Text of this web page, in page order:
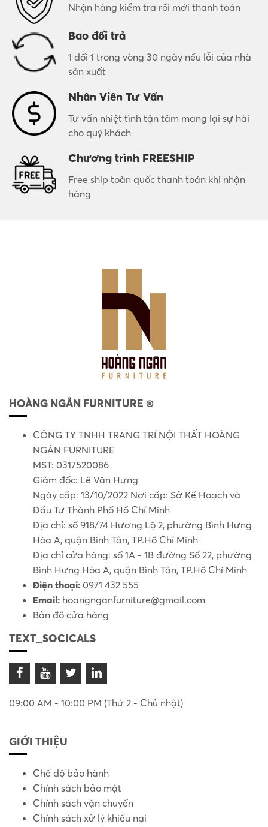
Nhận hàng kiểm tra rồi mới thanh toán
Bao đổi trả
1 đổi 1 trong vòng 30 ngày nếu lỗi của nhà
sản xuất
Nhân Viên Tư Vấn
Tư vấn nhiệt tình tận tâm mang lại sự hài
cho quý khách
Chương trình FREESHIP
Free ship toàn quốc thanh toán khi nhận
hàng
HOÀNG NGÂN FURNITURE ®
CÔNG TY TNHH TRANG TRÍ NỘI THẤT HOÀNG
NGÂN FURNITURE
MST: 0317520086
Giám đốc: Lê Văn Hưng
Ngày cấp: 13/10/2022 Nơi cấp: Sở Kế Hoạch và
Đầu Tư Thành Phố Hồ Chí Minh
Địa chỉ: số 918/74 Hương Lộ 2, phường Bình Hưng
Hòa A, quận Bình Tân, TP.Hồ Chí Minh
Địa chỉ cửa hàng: số 1A - 1B đường Số 22, phường
Bình Hưng Hòa A, quận Bình Tân, TP.Hồ Chí Minh
Điện thoại: 0971 432 555
Email: hoangnganfurniture@gmail.com
Bản đồ cửa hàng
TEXT_SOCICALS
09:00 AM - 10:00 PM (Thứ 2 - Chủ nhật)
GIỚI THIỆU
Chế độ bảo hành
Chính sách bảo mật
Chính sách vận chuyển
Chính sách xử lý khiếu nại